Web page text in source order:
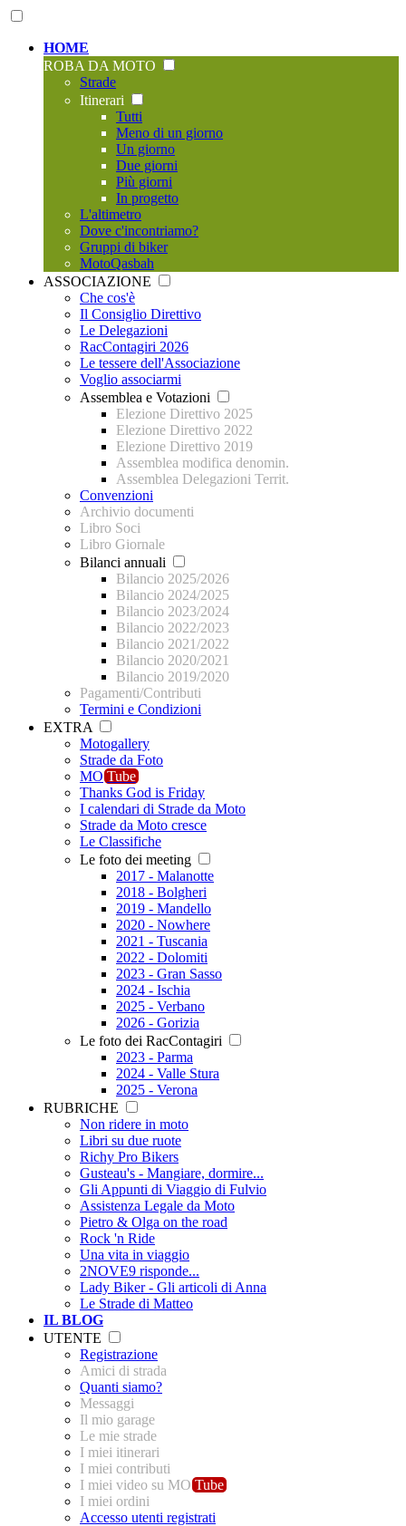
HOME
ROBA DA MOTO
Strade
Itinerari
Tutti
Meno di un giorno
Un giorno
Due giorni
Più giorni
In progetto
L'altimetro
Dove c'incontriamo?
Gruppi di biker
MotoQasbah
ASSOCIAZIONE
Che cos'è
Il Consiglio Direttivo
Le Delegazioni
RacContagiri 2026
Le tessere dell'Associazione
Voglio associarmi
Assemblea e Votazioni
Elezione Direttivo 2025
Elezione Direttivo 2022
Elezione Direttivo 2019
Assemblea modifica denomin.
Assemblea Delegazioni Territ.
Convenzioni
Archivio documenti
Libro Soci
Libro Giornale
Bilanci annuali
Bilancio 2025/2026
Bilancio 2024/2025
Bilancio 2023/2024
Bilancio 2022/2023
Bilancio 2021/2022
Bilancio 2020/2021
Bilancio 2019/2020
Pagamenti/Contributi
Termini e Condizioni
EXTRA
Motogallery
Strade da Foto
MO Tube
Thanks God is Friday
I calendari di Strade da Moto
Strade da Moto cresce
Le Classifiche
Le foto dei meeting
2017 - Malanotte
2018 - Bolgheri
2019 - Mandello
2020 - Nowhere
2021 - Tuscania
2022 - Dolomiti
2023 - Gran Sasso
2024 - Ischia
2025 - Verbano
2026 - Gorizia
Le foto dei RacContagiri
2023 - Parma
2024 - Valle Stura
2025 - Verona
RUBRICHE
Non ridere in moto
Libri su due ruote
Richy Pro Bikers
Gusteau's - Mangiare, dormire...
Gli Appunti di Viaggio di Fulvio
Assistenza Legale da Moto
Pietro & Olga on the road
Rock 'n Ride
Una vita in viaggio
2NOVE9 risponde...
Lady Biker - Gli articoli di Anna
Le Strade di Matteo
IL BLOG
UTENTE
Registrazione
Amici di strada
Quanti siamo?
Messaggi
Il mio garage
Le mie strade
I miei itinerari
I miei contributi
I miei video su MO Tube
I miei ordini
Accesso utenti registrati